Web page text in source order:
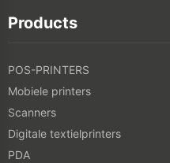
Products
POS-PRINTERS
Mobiele printers
Scanners
Digitale textielprinters
PDA